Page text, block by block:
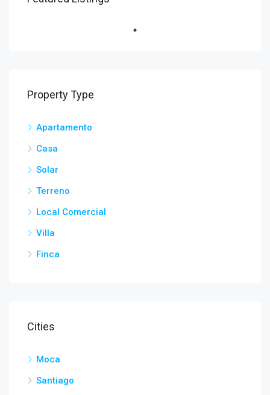
Property Type
Apartamento
Casa
Solar
Terreno
Local Comercial
Villa
Finca
Cities
Moca
Santiago